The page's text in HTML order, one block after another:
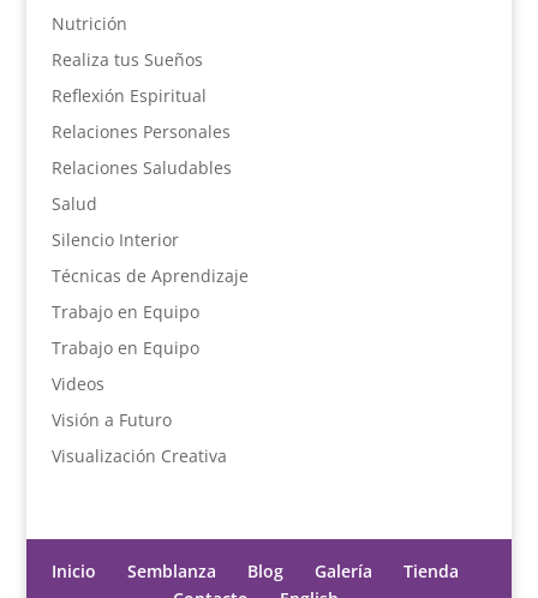
Nutrición
Realiza tus Sueños
Reflexión Espiritual
Relaciones Personales
Relaciones Saludables
Salud
Silencio Interior
Técnicas de Aprendizaje
Trabajo en Equipo
Trabajo en Equipo
Videos
Visión a Futuro
Visualización Creativa
Inicio Semblanza Blog Galería
Tienda